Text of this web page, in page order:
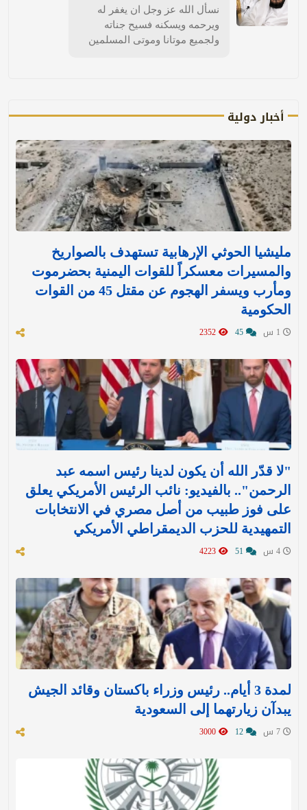
نسأل الله عز وجل ان يغفر له
ويرحمه ويسكنه فسيح جناته
ولجميع موتانا وموتى المسلمين
أخبار دولية
مليشيا الحوثي الإرهابية تستهدف بالصواريخ
والمسيرات معسكراً للقوات اليمنية بحضرموت
ومأرب ويسفر الهجوم عن مقتل 45 من القوات
الحكومية
"لا قدّر الله أن يكون لدينا رئيس اسمه عبد
الرحمن".. بالفيديو: نائب الرئيس الأمريكي يعلق
على فوز طبيب من أصل مصري في الانتخابات
التمهيدية للحزب الديمقراطي الأمريكي
لمدة 3 أيام.. رئيس وزراء باكستان وقائد الجيش
يبدآن زيارتهما إلى السعودية